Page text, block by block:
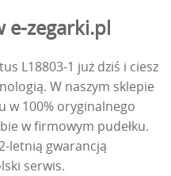
e-zegarki.pl
L18803-1 już dziś i ciesz
W naszym sklepie
w 100% oryginalnego
w firmowym pudełku.
letnią gwarancją
serwis.